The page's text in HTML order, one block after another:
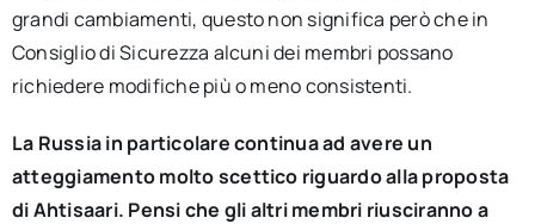
grandi cambiamenti, questo non significa però che in
Consiglio di Sicurezza alcuni dei membri possano
richiedere modifiche più o meno consistenti.
La Russia in particolare continua ad avere un
atteggiamento molto scettico riguardo alla proposta
di Ahtisaari. Pensi che gli altri membri riusciranno a